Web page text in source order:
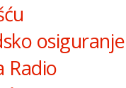
osiguranje
Radio